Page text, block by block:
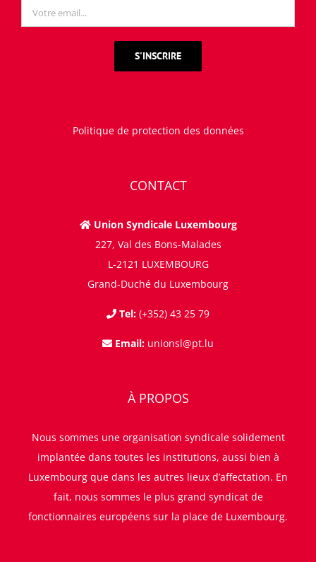
Politique de protection des données
CONTACT
Union Syndicale Luxembourg
227, Val des Bons-Malades
L-2121 LUXEMBOURG
Grand-Duché du Luxembourg
Tel: (+352) 43 25 79
Email: unionsl@pt.lu
À PROPOS
Nous sommes une organisation syndicale solidement
implantée dans toutes les institutions, aussi bien à
Luxembourg que dans les autres lieux d’affectation. En
fait, nous sommes le plus grand syndicat de
fonctionnaires européens sur la place de Luxembourg.